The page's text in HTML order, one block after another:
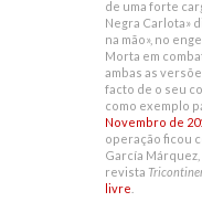
de uma forte
Negra Carlota»
na mão», no
Morta em
ambas as
facto de o seu
como exemplo
Novembro de
operação ficou
García
revista
livre